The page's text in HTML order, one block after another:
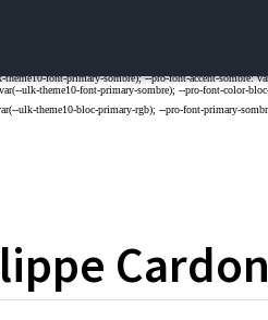
Cardon